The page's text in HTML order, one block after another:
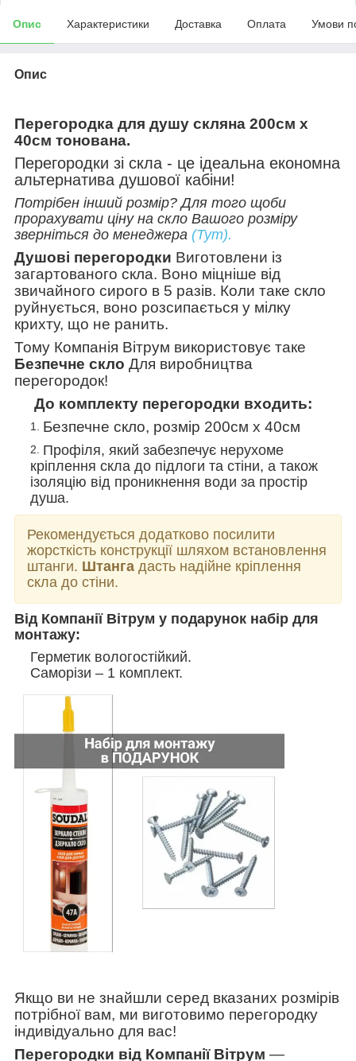
Опис Характеристики Доставка Оплата Умови
Опис
Перегородка для душу скляна 200см х
40см тонована.
Перегородки зі скла - це ідеальна економна
альтернатива душової кабіни!
Потрібен інший розмір? Для того щоби
прорахувати ціну на скло Вашого розміру
зверніться до менеджера (Тут).
Душові перегородки Виготовлени із
загартованого скла. Воно міцніше від
звичайного сирого в 5 разів. Коли таке скло
руйнується, воно розсипається у мілку
крихту, що не ранить.
Тому Компанія Вітрум використовує таке
Безпечне скло Для виробництва
перегородок!
До комплекту перегородки входить:
Безпечне скло, розмір 200см х 40см
Профіля, який забезпечує нерухоме
кріплення скла до підлоги та стіни, а також
ізоляцію від проникнення води за простір
душа.
Рекомендується додатково посилити
жорсткість конструкції шляхом встановлення
штанги. Штанга дасть надійне кріплення
скла до стіни.
Від Компанії Вітрум у подарунок набір для
монтажу:
Герметик вологостійкий.
Саморізи – 1 комплект.
Якщо ви не знайшли серед вказаних розмірів
потрібної вам, ми виготовимо перегородку
індивідуально для вас!
Перегородки від Компанії Вітрум —